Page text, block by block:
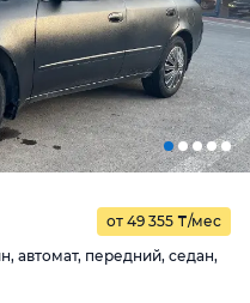
от 49 355 ₸/мес
автомат, передний, седан,